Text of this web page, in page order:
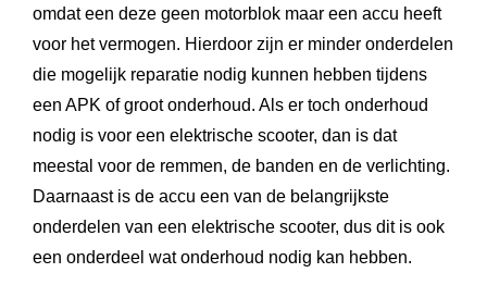
omdat een deze geen motorblok maar een accu heeft
voor het vermogen. Hierdoor zijn er minder onderdelen
die mogelijk reparatie nodig kunnen hebben tijdens
een APK of groot onderhoud. Als er toch onderhoud
nodig is voor een elektrische scooter, dan is dat
meestal voor de remmen, de banden en de verlichting.
Daarnaast is de accu een van de belangrijkste
onderdelen van een elektrische scooter, dus dit is ook
een onderdeel wat onderhoud nodig kan hebben.